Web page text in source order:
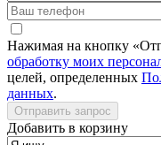
Нажимая на кнопку
обработку моих
целей, определенных
данных.
Отправить запрос
Добавить в корзину